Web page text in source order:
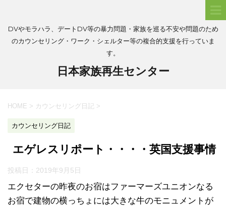
DVやモラハラ、デートDV等の暴力問題・家族を巡る不安や問題のため
のカウンセリング・ワーク・シェルター等の複合的支援を行っていま
す。
日本家族再生センター
HOME > カウンセリング日記 >
カウンセリング日記
エゲレスリポート・・・・英国支援事情
投稿日： 2019年9月5日
エクセターの昨夜のお宿はファーマーズユニオンなる
お宿で建物の横っちょには大きな牛のモニュメントが